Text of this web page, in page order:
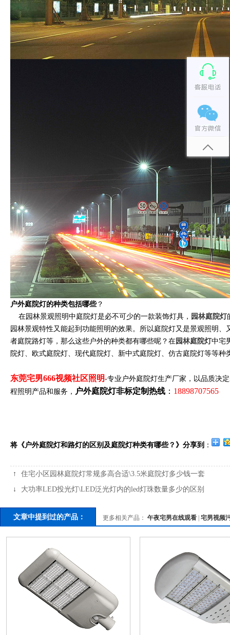
户外庭院灯的种类包括哪些？
在园林景观照明中庭院灯是必不可少的一款装饰灯具， 园林庭院灯
园林景观特性又能起到功能照明的效果。所以庭院灯又是景观照明
者庭院路灯等，那么这些户外的种类都有哪些呢？在园林庭院灯中宅
院灯、欧式庭院灯、现代庭院灯、新中式庭院灯、仿古庭院灯等等种
东莞宅男666视频社区照明-专业户外庭院灯生产厂家，以品质决
程照明产品和服务， 户外庭院灯非标定制热线 ： 18898707565
将《户外庭院灯和路灯的区别及庭院灯种类有哪些？》分享到 ：
↑
住宅小区园林庭院灯常规多高合适\3.5米庭院灯多少钱一套
↓
大功率LED投光灯\LED泛光灯内的led灯珠数量多少的区别
文章中提到过的产品： 更多相关产品： 午夜宅男在线观看 | 宅男视频